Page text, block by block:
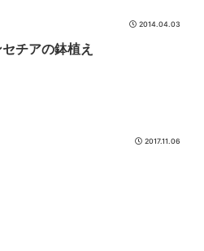
2014.04.03
チアの鉢植え
2017.11.06